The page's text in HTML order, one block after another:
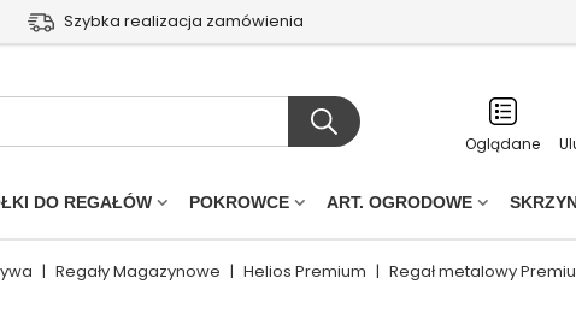
Szybka realizacja zamówienia
Oglądane
DO REGAŁÓW POKROWCE ART. OGRODOWE
| Regały Magazynowe | Helios Premium | Regał metalowy